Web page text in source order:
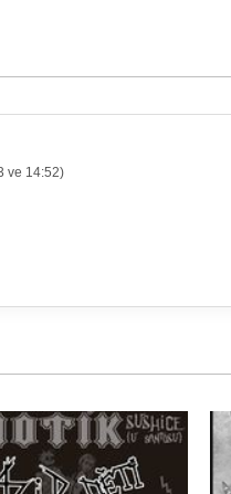
ve 14:52)